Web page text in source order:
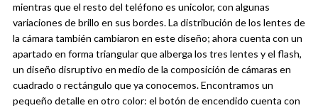
mientras que el resto del teléfono es unicolor, con algunas
variaciones de brillo en sus bordes. La distribución de los lentes de
la cámara también cambiaron en este diseño; ahora cuenta con un
apartado en forma triangular que alberga los tres lentes y el flash,
un diseño disruptivo en medio de la composición de cámaras en
cuadrado o rectángulo que ya conocemos.Encontramos un
pequeño detalle en otro color: el botón de encendido cuenta con